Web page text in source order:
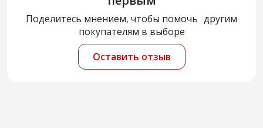
Поделитесь мнением, чтобы помочь другим
покупателям в выборе
Оставить отзыв